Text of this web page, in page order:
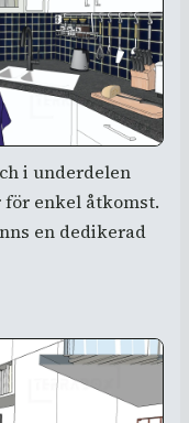
i underdelen
för enkel åtkomst.
en dedikerad